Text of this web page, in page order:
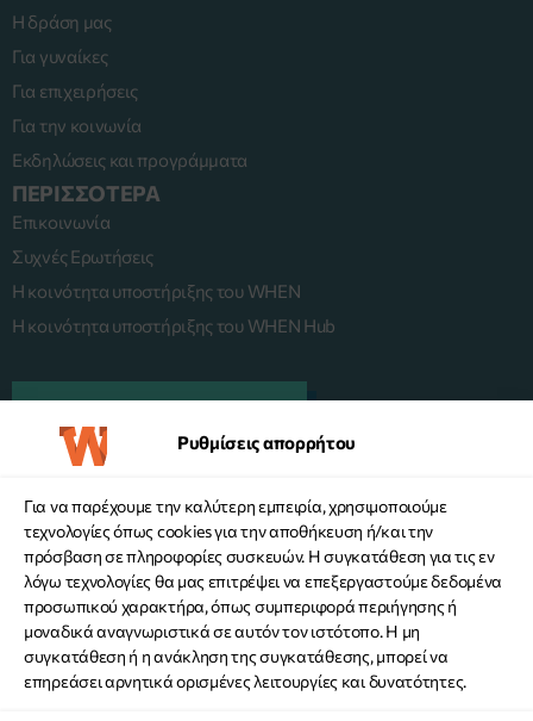
Ρυθμίσεις απορρήτου
Για να παρέχουμε την καλύτερη εμπειρία, χρησιμοποιούμε
τεχνολογίες όπως cookies για την αποθήκευση ή/και την
πρόσβαση σε πληροφορίες συσκευών. Η συγκατάθεση για τις εν
λόγω τεχνολογίες θα μας επιτρέψει να επεξεργαστούμε δεδομένα
προσωπικού χαρακτήρα, όπως συμπεριφορά περιήγησης ή
μοναδικά αναγνωριστικά σε αυτόν τον ιστότοπο. Η μη
συγκατάθεση ή η ανάκληση της συγκατάθεσης, μπορεί να
επηρεάσει αρνητικά ορισμένες λειτουργίες και δυνατότητες.
Η δράση μας
Για γυναίκες
Για επιχειρήσεις
Για την κοινωνία
Εκδηλώσεις και προγράμματα
ΠΕΡΙΣΣΟΤΕΡΑ
Επικοινωνία
Συχνές Ερωτήσεις
Η κοινότητα υποστήριξης του WHEN
Η κοινότητα υποστήριξης του WHEN Hub
KANE ΔΩΡΕΑ